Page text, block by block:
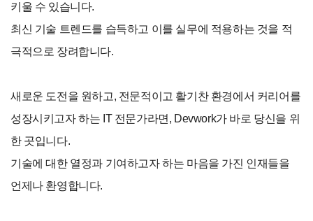
키울 수 있습니다.
최신 기술 트렌드를 습득하고 이를 실무에 적용하는 것을 적
극적으로 장려합니다.
새로운 도전을 원하고, 전문적이고 활기찬 환경에서 커리어를
성장시키고자 하는 IT 전문가라면, Devwork가 바로 당신을 위
한 곳입니다.
기술에 대한 열정과 기여하고자 하는 마음을 가진 인재들을
언제나 환영합니다.